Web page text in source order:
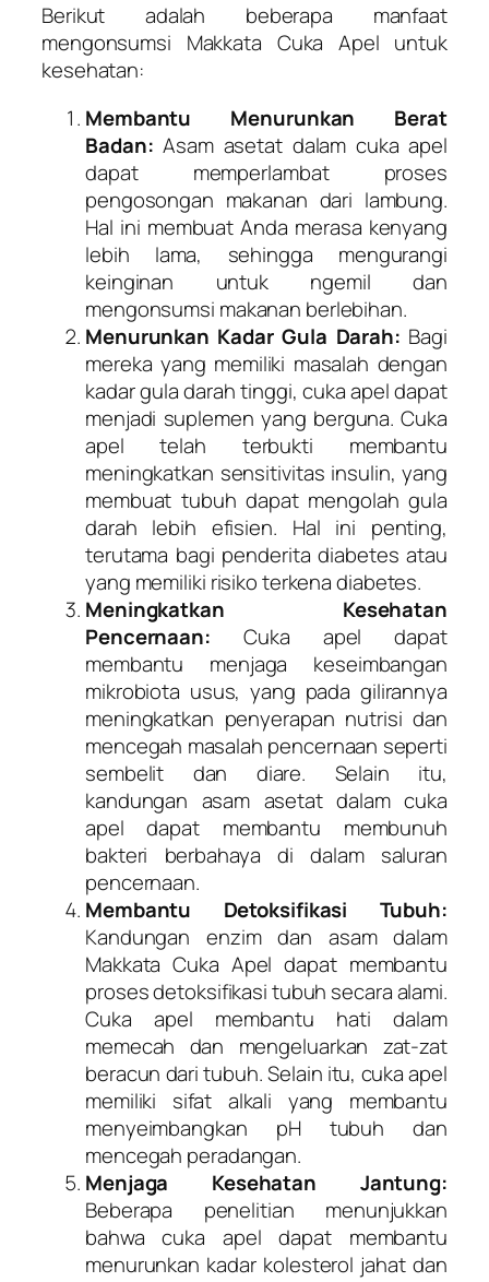
Berikut adalah beberapa manfaat
mengonsumsi Makkata Cuka Apel untuk
kesehatan:
Membantu Menurunkan Berat
Badan: Asam asetat dalam cuka apel
dapat memperlambat proses
pengosongan makanan dari lambung.
Hal ini membuat Anda merasa kenyang
lebih lama, sehingga mengurangi
keinginan untuk ngemil dan
mengonsumsi makanan berlebihan.
Menurunkan Kadar Gula Darah: Bagi
mereka yang memiliki masalah dengan
kadar gula darah tinggi, cuka apel dapat
menjadi suplemen yang berguna. Cuka
apel telah terbukti membantu
meningkatkan sensitivitas insulin, yang
membuat tubuh dapat mengolah gula
darah lebih efisien. Hal ini penting,
terutama bagi penderita diabetes atau
yang memiliki risiko terkena diabetes.
Meningkatkan Kesehatan
Pencernaan:Cuka apel dapat
membantu menjaga keseimbangan
mikrobiota usus, yang pada gilirannya
meningkatkan penyerapan nutrisi dan
mencegah masalah pencernaan seperti
sembelit dan diare. Selain itu,
kandungan asam asetat dalam cuka
apel dapat membantu membunuh
bakteri berbahaya di dalam saluran
pencernaan.
Membantu Detoksifikasi Tubuh:
Kandungan enzim dan asam dalam
Makkata Cuka Apel dapat membantu
proses detoksifikasi tubuh secara alami.
Cuka apel membantu hati dalam
memecah dan mengeluarkan zat-zat
beracun dari tubuh. Selain itu, cuka apel
memiliki sifat alkali yang membantu
menyeimbangkan pH tubuh dan
mencegah peradangan.
Menjaga Kesehatan Jantung:
Beberapa penelitian menunjukkan
bahwa cuka apel dapat membantu
menurunkan kadar kolesterol jahat dan